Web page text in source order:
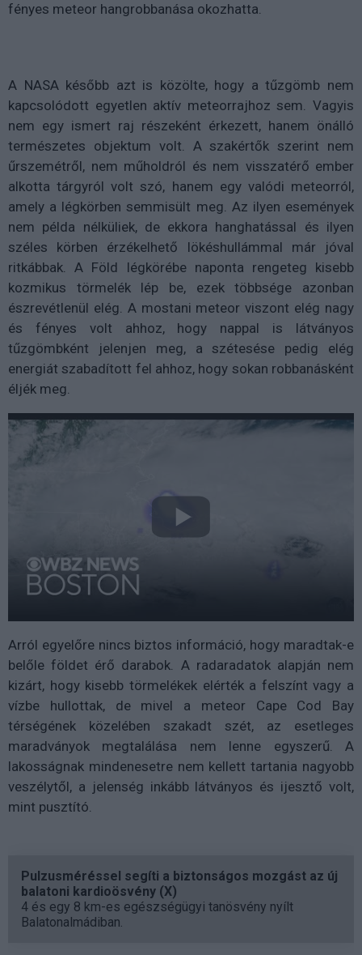
fényes meteor hangrobbanása okozhatta.
A NASA később azt is közölte, hogy a tűzgömb nem
kapcsolódott egyetlen aktív meteorrajhoz sem. Vagyis
nem egy ismert raj részeként érkezett, hanem önálló
természetes objektum volt. A szakértők szerint nem
űrszemétről, nem műholdról és nem visszatérő ember
alkotta tárgyról volt szó, hanem egy valódi meteorról,
amely a légkörben semmisült meg. Az ilyen események
nem példa nélküliek, de ekkora hanghatással és ilyen
széles körben érzékelhető lökéshullámmal már jóval
ritkábbak. A Föld légkörébe naponta rengeteg kisebb
kozmikus törmelék lép be, ezek többsége azonban
észrevétlenül elég. A mostani meteor viszont elég nagy
és fényes volt ahhoz, hogy nappal is látványos
tűzgömbként jelenjen meg, a szétesése pedig elég
energiát szabadított fel ahhoz, hogy sokan robbanásként
éljék meg.
Arról egyelőre nincs biztos információ, hogy maradtak-e
belőle földet érő darabok. A radaradatok alapján nem
kizárt, hogy kisebb törmelékek elérték a felszínt vagy a
vízbe hullottak, de mivel a meteor Cape Cod Bay
térségének közelében szakadt szét, az esetleges
maradványok megtalálása nem lenne egyszerű. A
lakosságnak mindenesetre nem kellett tartania nagyobb
veszélytől, a jelenség inkább látványos és ijesztő volt,
mint pusztító.
Pulzusméréssel segíti a biztonságos mozgást az új
balatoni kardioösvény (X)
4 és egy 8 km-es egészségügyi tanösvény nyílt
Balatonalmádiban.